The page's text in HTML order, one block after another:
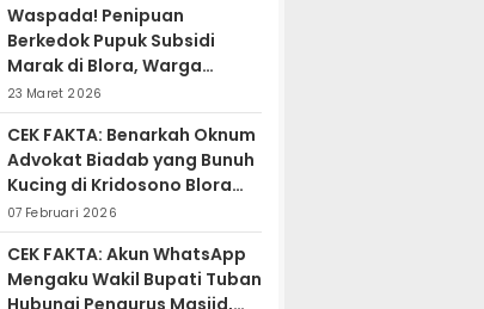
Waspada! Penipuan
Berkedok Pupuk Subsidi
Marak di Blora, Warga
Diminta Hati-hati
23 Maret 2026
CEK FAKTA: Benarkah Oknum
Advokat Biadab yang Bunuh
Kucing di Kridosono Blora
Sudah Resmi Jadi
Tersangka?
07 Februari 2026
CEK FAKTA: Akun WhatsApp
Mengaku Wakil Bupati Tuban
Hubungi Pengurus Masjid,